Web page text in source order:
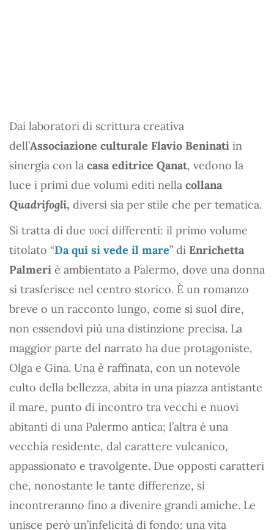
Dai laboratori di scrittura creativa
dell’Associazione culturale Flavio Beninati in
sinergia con la casa editrice Qanat, vedono la
luce i primi due volumi editi nella collana
Quadrifogli, diversi sia per stile che per tematica.
Si tratta di due voci differenti: il primo volume
titolato “Da qui si vede il mare” di Enrichetta
Palmeri è ambientato a Palermo, dove una donna
si trasferisce nel centro storico. È un romanzo
breve o un racconto lungo, come si suol dire,
non essendovi più una distinzione precisa. La
maggior parte del narrato ha due protagoniste,
Olga e Gina. Una è raffinata, con un notevole
culto della bellezza, abita in una piazza antistante
il mare, punto di incontro tra vecchi e nuovi
abitanti di una Palermo antica; l’altra è una
vecchia residente, dal carattere vulcanico,
appassionato e travolgente. Due opposti caratteri
che, nonostante le tante differenze, si
incontreranno fino a divenire grandi amiche. Le
unisce però un’infelicità di fondo: una vita